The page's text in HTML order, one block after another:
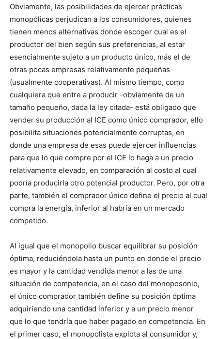
Obviamente, las posibilidades de ejercer prácticas
monopólicas perjudican a los consumidores, quienes
tienen menos alternativas donde escoger cual es el
productor del bien según sus preferencias, al estar
esencialmente sujeto a un producto único, más el de
otras pocas empresas relativamente pequeñas
(usualmente cooperativas). Al mismo tiempo, como
cualquiera que entre a producir -obviamente de un
tamaño pequeño, dada la ley citada- está obligado que
vender su producción al ICE como único comprador, ello
posibilita situaciones potencialmente corruptas, en
donde una empresa de esas puede ejercer influencias
para que lo que compre por el ICE lo haga a un precio
relativamente elevado, en comparación al costo al cual
podría producirla otro potencial productor. Pero, por otra
parte, también el comprador único define el precio al cual
compra la energía, inferior al habría en un mercado
competido.
Al igual que el monopolio buscar equilibrar su posición
óptima, reduciéndola hasta un punto en donde el precio
es mayor y la cantidad vendida menor a las de una
situación de competencia, en el caso del monoposonio,
el único comprador también define su posición óptima
adquiriendo una cantidad inferior y a un precio menor
que lo que tendría que haber pagado en competencia. En
el primer caso, el monopolista explota al consumidor y,